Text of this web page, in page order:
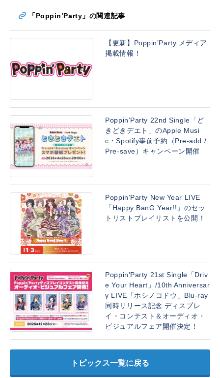
「Poppin’Party」の関連記事
【更新】Poppin’Party メディア
掲載情報！
Poppin’Party 22nd Single「ど
きどきデエト」のApple Musi
c・Spotify事前予約（Pre-add /
Pre-save）キャンペーン開催
Poppin’Party New Year LIVE
「Happy BanG Year!!」のセッ
トリストプレイリストを公開！
Poppin’Party 21st Single「Driv
e Your Heart」/10th Anniversar
y LIVE「ホシノコドウ」Blu-ray
同時リリース記念 ディスプレ
イ・コンテスト＆オーディオ・
ビジュアルフェア開催決定！
トピックス一覧に戻る